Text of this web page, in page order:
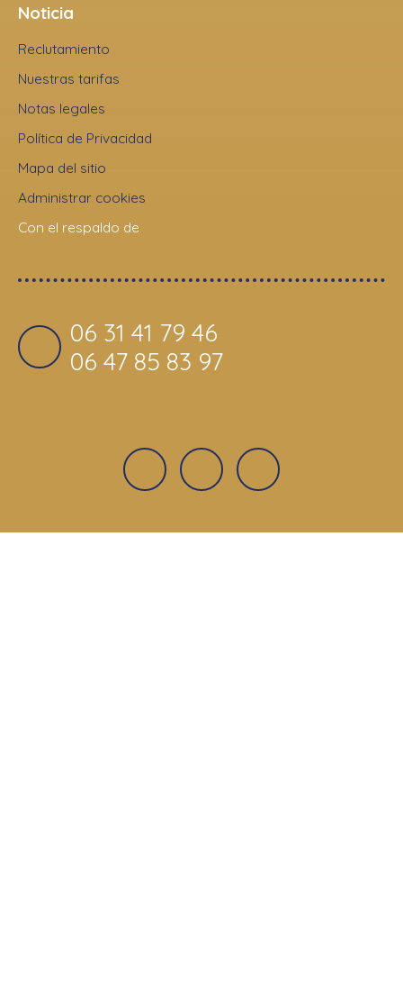
Noticia
Reclutamiento
Nuestras tarifas
Notas legales
Política de Privacidad
Mapa del sitio
Administrar cookies
Con el respaldo de
06 31 41 79 46
06 47 85 83 97